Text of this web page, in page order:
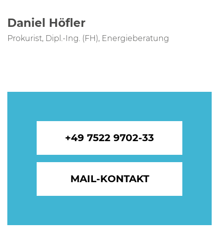
Daniel Höfler
Prokurist, Dipl.-Ing. (FH), Energieberatung
+49 7522 9702-33
MAIL-KONTAKT